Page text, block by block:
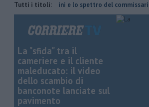
Tutti i titoli:
il dopo Fortini e lo spettro del commissariamento
La "sfida" tra il
cameriere e il cliente
maleducato: il video
dello scambio di
banconote lanciate sul
pavimento